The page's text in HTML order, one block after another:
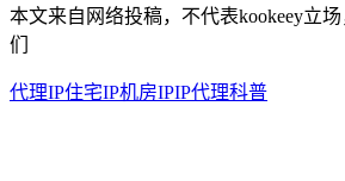
本文来自网络投稿，不代表kookeey立
们
代理IP住宅IP机房IPIP代理科普